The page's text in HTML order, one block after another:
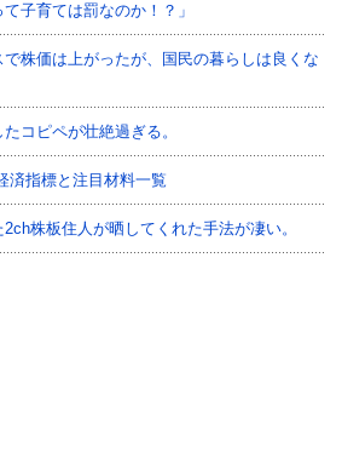
子育ては罰なのか！？」
株価は上がったが、国民の暮らしは良くな
コピペが壮絶過ぎる。
済指標と注目材料一覧
株板住人が晒してくれた手法が凄い。